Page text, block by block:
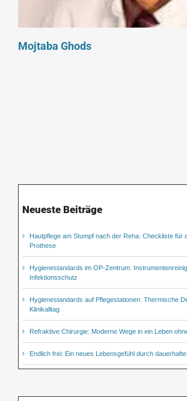
Mojtaba Ghods
Neueste Beiträge
Hautpflege am Stumpf nach der Reha: Checkliste für
Prothese
Hygienestandards im OP-Zentrum:
Infektionsschutz
Hygienestandards auf Pflegestationen: Thermische
Klinikalltag
Refraktive Chirurgie: Moderne Wege in ein Leben
Endlich frei: Ein neues Lebensgefühl durch